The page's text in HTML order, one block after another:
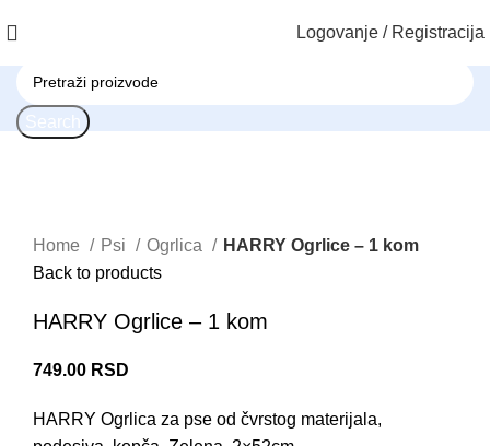
Logovanje / Registracija
Search
Home
Psi Ogrlica
HARRY Ogrlice – 1 kom
Back to products
HARRY Ogrlice – 1 kom
749.00 RSD
HARRY Ogrlica za pse od čvrstog materijala,